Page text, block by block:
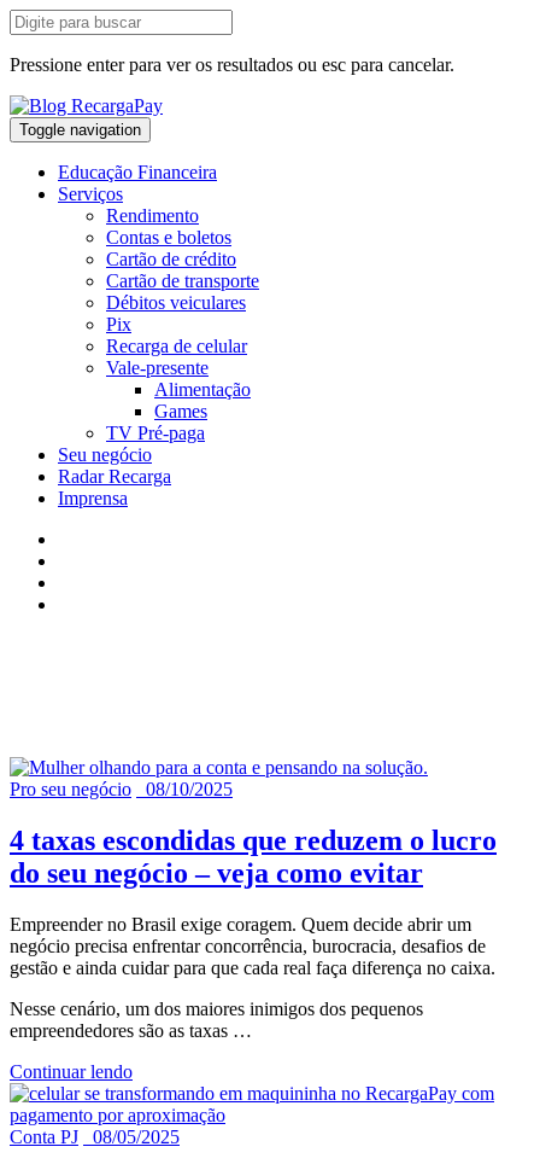
Pressione enter para ver os resultados ou esc para cancelar.
Toggle navigation
Educação Financeira
Serviços
Rendimento
Contas e boletos
Cartão de crédito
Cartão de transporte
Débitos veiculares
Pix
Recarga de celular
Vale-presente
Alimentação
Games
TV Pré-paga
Seu negócio
Radar Recarga
Imprensa
Pro seu negócio 08/10/2025
4 taxas escondidas que reduzem o lucro
do seu negócio – veja como evitar
Empreender no Brasil exige coragem. Quem decide abrir um
negócio precisa enfrentar concorrência, burocracia, desafios de
gestão e ainda cuidar para que cada real faça diferença no caixa.
Nesse cenário, um dos maiores inimigos dos pequenos
empreendedores são as taxas …
Continuar lendo
Conta PJ 08/05/2025